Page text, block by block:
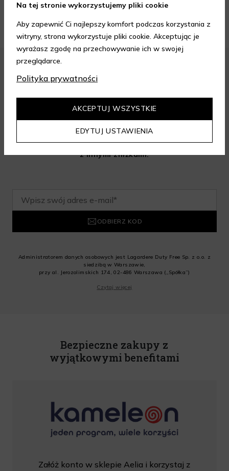
eksperymentować w sypialni!ZOBACZ WIĘCEJ
Zapisz się do newslettera i odbierz rabat
na aelia.pl:
-15% na cały nieprzeceniony asortyment przy
minimalnej wartości zamówienia 199 zł. Kod nie łączy się
z innymi zniżkami.
ODBIERZ KOD
Administratorem danych osobowych jest Lagardere Duty Free Sp. z o.o. z
siedzibą w Warszawie,
przy al. Jerozolimskich 174, 02-486 Warszawa („Spółka”)
Sp. z o.o. informacji handlowych, w tym newslettera, informacji o promocjach
Rabat nie łączy się z innymi promocjami. W celu skorzystania z rabatu,
należy wprowadzić kod podczas procesu składania zamówienia.
Czytaj więcej
Bezpieczne zakupy z
wyjątkowymi benefitami
Załóż konto w sklepie Aelia i korzystaj z
Na tej stronie wykorzystujemy pliki cookie
Aby zapewnić Ci najlepszy komfort podczas korzystania z
witryny, strona wykorzystuje pliki cookie. Akceptując je
wyrażasz zgodę na przechowywanie ich w swojej
przeglądarce.
Polityka prywatności
EDYTUJ USTAWIENIA
AKCEPTUJ WSZYSTKIE